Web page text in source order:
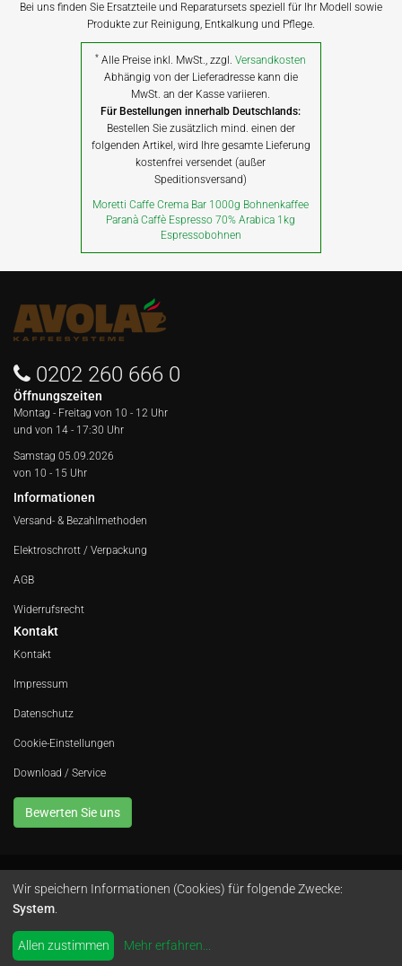
Bei uns finden Sie Ersatzteile und Reparatursets speziell für Ihr Modell sowie
Produkte zur Reinigung, Entkalkung und Pflege.
* Alle Preise inkl. MwSt., zzgl.Versandkosten
Abhängig von der Lieferadresse kann die
MwSt. an der Kasse variieren.
Für Bestellungen innerhalb Deutschlands:
Bestellen Sie zusätzlich mind. einen der
folgenden Artikel, wird Ihre gesamte Lieferung
kostenfrei versendet (außer
Speditionsversand)
Moretti Caffe Crema Bar 1000g Bohnenkaffee
Paranà Caffè Espresso 70% Arabica 1kg
Espressobohnen
0202 260 666 0
Öffnungszeiten
Montag - Freitag von 10 - 12 Uhr
und von 14 - 17:30 Uhr
Samstag 05.09.2026
von 10 - 15 Uhr
Informationen
Versand- & Bezahlmethoden
Elektroschrott / Verpackung
AGB
Widerrufsrecht
Kontakt
Kontakt
Impressum
Datenschutz
Cookie-Einstellungen
Download / Service
Bewerten Sie uns
Avola GmbH • In der Fleute 52 • 42389 Wuppertal • Telefon 0202 260 666 0
Instagram
Wir speichern Informationen (Cookies) für folgende Zwecke:
System
Allen zustimmen Mehr erfahren...